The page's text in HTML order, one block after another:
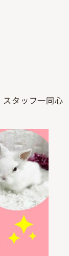
タッフ一同心